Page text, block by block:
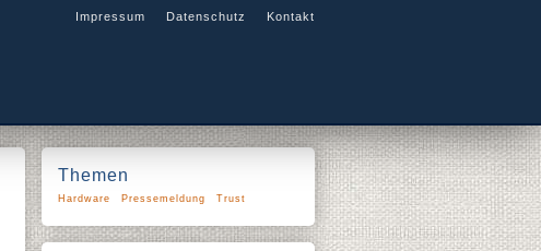
Impressum Datenschutz Kontakt
Themen
Hardware Pressemeldung Trust